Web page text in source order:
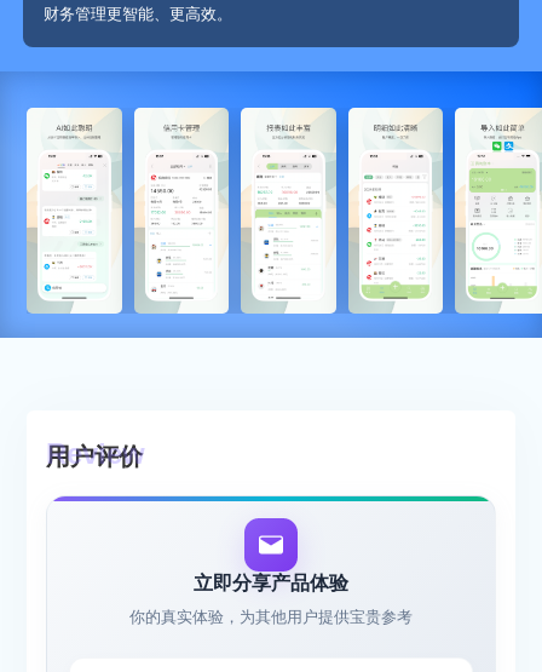
财务管理更智能、更高效。
用户评价
立即分享产品体验
你的真实体验，为其他用户提供宝贵参考